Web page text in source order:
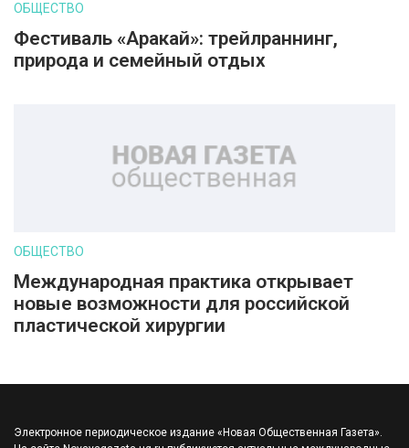
ОБЩЕСТВО
Фестиваль «Аракай»: трейлраннинг,
природа и семейный отдых
ОБЩЕСТВО
Международная практика открывает
новые возможности для российской
пластической хирургии
Электронное периодическое издание «Новая Общественная Газета».